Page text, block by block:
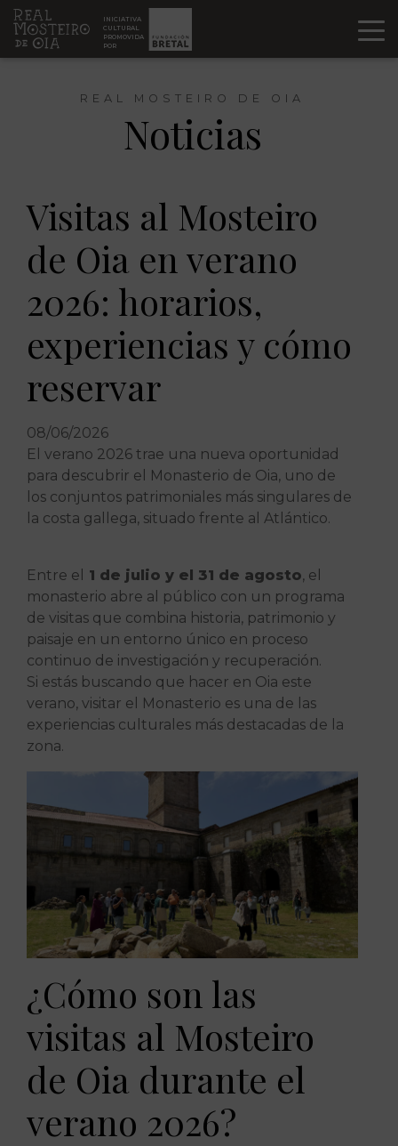
Ir al contenido
INICIATIVA
CULTURAL
PROMOVIDA
POR
REAL MOSTEIRO DE OIA
Noticias
Visitas al Mosteiro
de Oia en verano
2026: horarios,
experiencias y cómo
reservar
08/06/2026
El verano 2026 trae una nueva oportunidad
para descubrir el Monasterio de Oia, uno de
los conjuntos patrimoniales más singulares de
la costa gallega, situado frente al Atlántico.
Entre el 1 de julio y el 31 de agosto, el
monasterio abre al público con un programa
de visitas que combina historia, patrimonio y
paisaje en un entorno único en proceso
continuo de investigación y recuperación.
Si estás buscando que hacer en Oia este
verano, visitar el Monasterio es una de las
experiencias culturales más destacadas de la
zona.
¿Cómo son las
visitas al Mosteiro
de Oia durante el
verano 2026?